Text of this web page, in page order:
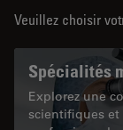
Veuillez choisir
Spécialités
Explorez une
scientifiques